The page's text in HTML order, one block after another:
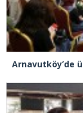
Arnavutköy’de